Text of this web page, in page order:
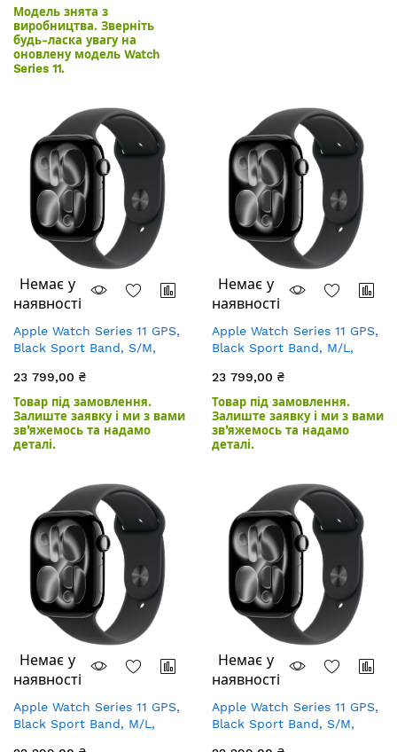
Модель знята з
виробництва. Зверніть
будь-ласка увагу на
оновлену модель Watch
Series 11.
Немає у
наявності
Apple Watch Series 11 GPS,
Black Sport Band, S/M,
Aluminium
23 799,00 ₴
Товар під замовлення.
Залиште заявку і ми з вами
зв’яжемось та надамо
деталі.
Немає у
наявності
Apple Watch Series 11 GPS,
Black Sport Band, M/L,
Aluminium
23 799,00 ₴
Товар під замовлення.
Залиште заявку і ми з вами
зв’яжемось та надамо
деталі.
Немає у
наявності
Apple Watch Series 11 GPS,
Black Sport Band, M/L,
Немає у
наявності
Apple Watch Series 11 GPS,
Black Sport Band, S/M,